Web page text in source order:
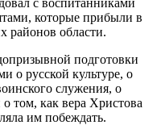
которые прибыли в
районов области.
подготовки
о русской культуре, о
служения, о
том, как вера Христова
им побеждать.